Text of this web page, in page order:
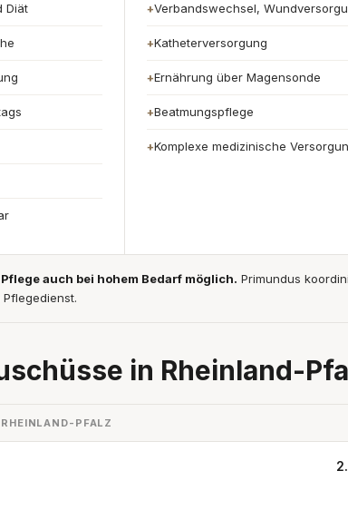
Diät +Verbandswechsel,
+Katheterversorgung
+Ernährung über Magensonde
+Beatmungspflege
+Komplexe medizinische
auch bei hohem Bedarf möglich. Primundus
in Rheinland-
PFALZ